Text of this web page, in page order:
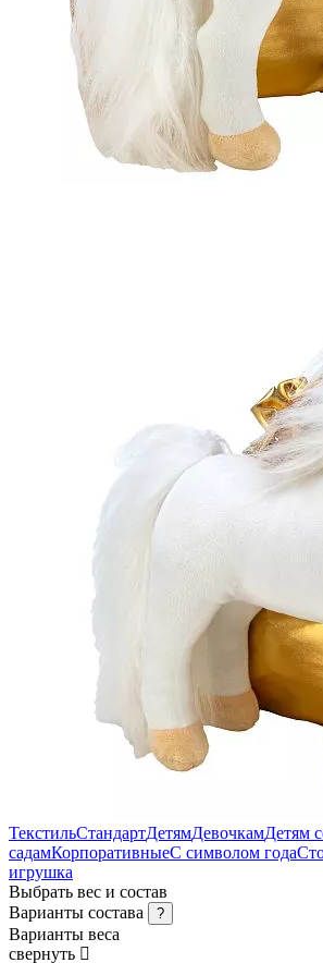
ТекстильСтандартДетямДевочкамДетям
садамКорпоративныеС символом года
игрушка
Выбрать вес и состав
Варианты состава
?
Варианты веса
свернуть